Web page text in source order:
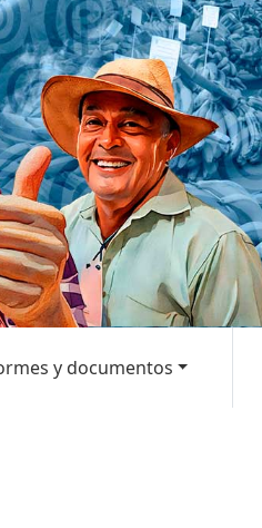
y documentos